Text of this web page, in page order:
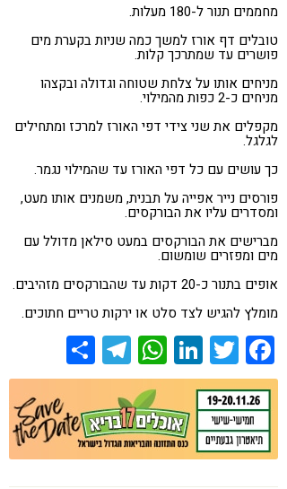
מחממים תנור ל-180 מעלות.
טובלים דף אורז למשך כמה שניות בקערת מים
פושרים עד שמתרכך קלות.
מניחים אותו על צלחת שטוחה וגדולה ובקצהו
מניחים כ-2 כפות מהמילוי.
מקפלים את שני צידי דפי האורז למרכז ומתחילים
לגלגל.
כך עושים עם כל דפי האורז עד שהמילוי נגמר.
פורסים נייר אפייה על תבנית, משמנים אותו מעט,
ומסדרים עליו את הבורקסים.
מברישים את הבורקסים במעט סילאן מדולל עם
מים ומפזרים שומשום.
אופים בתנור כ-20 דקות עד שהבורקסים מזהיבים.
מומלץ להגיש לצד סלט או ירקות טריים חתוכים.
Facebook
Twitter
LinkedIn
WhatsApp
Telegram